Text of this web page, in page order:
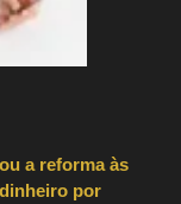
a reforma às
por